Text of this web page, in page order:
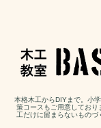
本格木工からDIYまで。小
策コースもご用意してお
工だけに留まらないものづ